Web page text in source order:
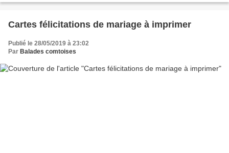
Cartes félicitations de mariage à imprimer
Publié le 28/05/2019 à 23:02
Par Balades comtoises